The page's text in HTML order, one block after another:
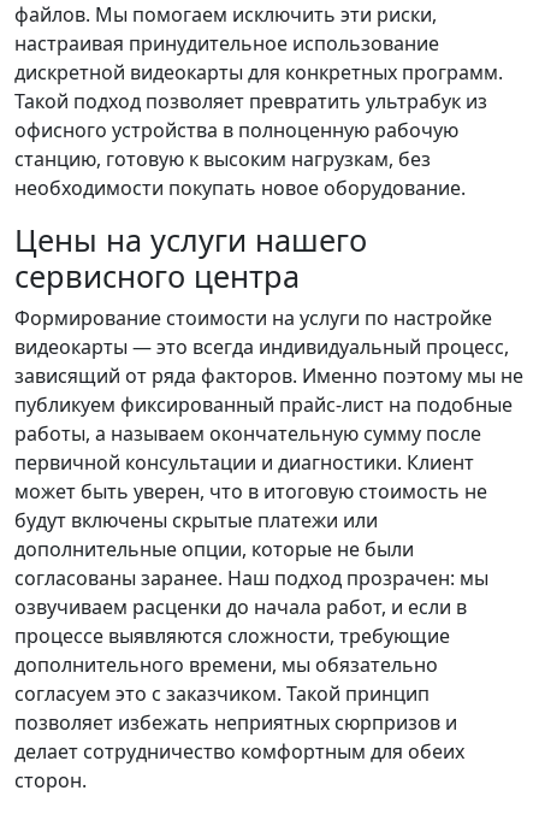
файлов. Мы помогаем исключить эти риски,
настраивая принудительное использование
дискретной видеокарты для конкретных программ.
Такой подход позволяет превратить ультрабук из
офисного устройства в полноценную рабочую
станцию, готовую к высоким нагрузкам, без
необходимости покупать новое оборудование.
Цены на услуги нашего
сервисного центра
Формирование стоимости на услуги по настройке
видеокарты — это всегда индивидуальный процесс,
зависящий от ряда факторов. Именно поэтому мы не
публикуем фиксированный прайс-лист на подобные
работы, а называем окончательную сумму после
первичной консультации и диагностики. Клиент
может быть уверен, что в итоговую стоимость не
будут включены скрытые платежи или
дополнительные опции, которые не были
согласованы заранее. Наш подход прозрачен: мы
озвучиваем расценки до начала работ, и если в
процессе выявляются сложности, требующие
дополнительного времени, мы обязательно
согласуем это с заказчиком. Такой принцип
позволяет избежать неприятных сюрпризов и
делает сотрудничество комфортным для обеих
сторон.